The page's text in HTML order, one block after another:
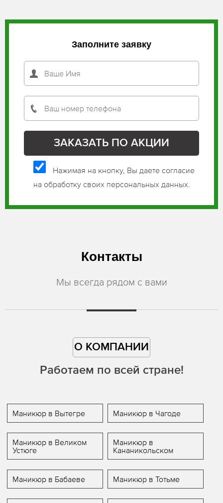
Заполните заявку
Нажимая на кнопку, Вы даете согласие
на обработку своих персональных данных.
Контакты
Мы всегда рядом с вами
О КОМПАНИИ
Работаем по всей стране!
Маникюр в Вытегре Маникюр в Чагоде
Маникюр в Великом
Устюге
Маникюр в
Кананикольском
Маникюр в Бабаеве Маникюр в Тотьме